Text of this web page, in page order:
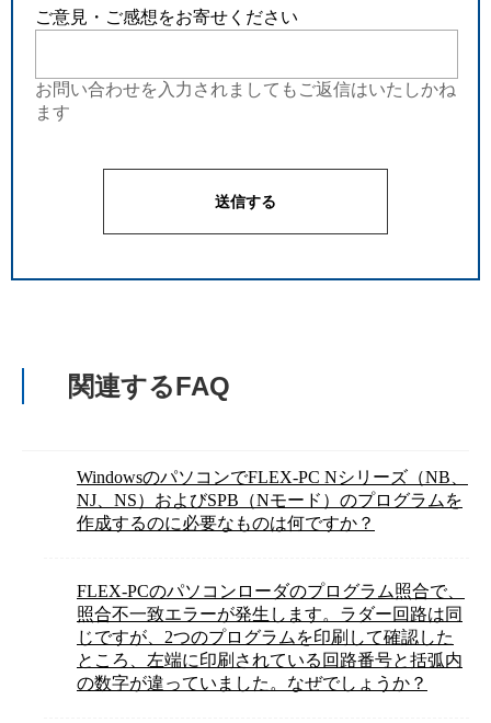
ご意見・ご感想をお寄せください
お問い合わせを入力されましてもご返信はいたしかね
ます
関連するFAQ
WindowsのパソコンでFLEX-PC Nシリーズ（NB、
NJ、NS）およびSPB（Nモード）のプログラムを
作成するのに必要なものは何ですか？
FLEX-PCのパソコンローダのプログラム照合で、
照合不一致エラーが発生します。ラダー回路は同
じですが、2つのプログラムを印刷して確認した
ところ、左端に印刷されている回路番号と括弧内
の数字が違っていました。なぜでしょうか？